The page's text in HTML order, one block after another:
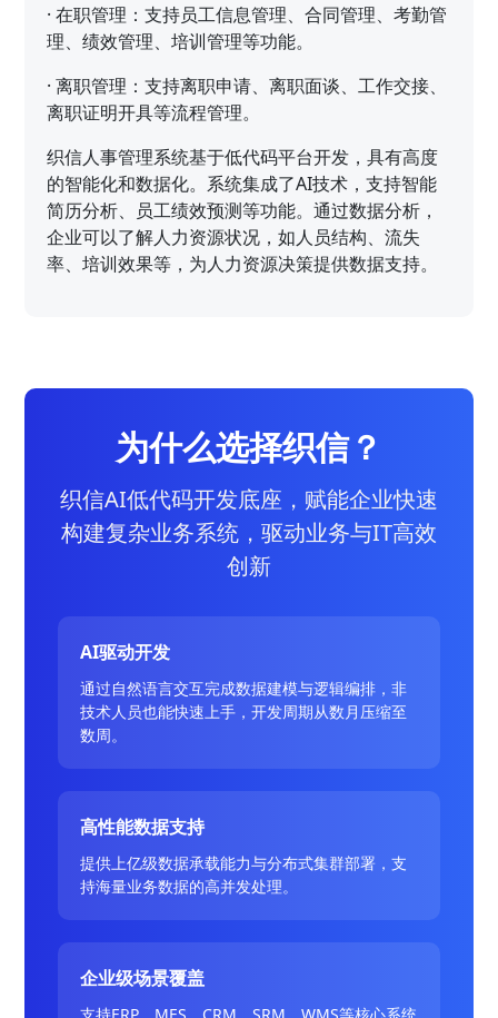
·在职管理：支持员工信息管理、合同管理、考勤管
理、绩效管理、培训管理等功能。
·离职管理：支持离职申请、离职面谈、工作交接、
离职证明开具等流程管理。
织信人事管理系统基于低代码平台开发，具有高度
的智能化和数据化。系统集成了AI技术，支持智能
简历分析、员工绩效预测等功能。通过数据分析，
企业可以了解人力资源状况，如人员结构、流失
率、培训效果等，为人力资源决策提供数据支持。
为什么选择织信？
织信AI低代码开发底座，赋能企业快速
构建复杂业务系统，驱动业务与IT高效
创新
AI驱动开发
通过自然语言交互完成数据建模与逻辑编排，非
技术人员也能快速上手，开发周期从数月压缩至
数周。
高性能数据支持
提供上亿级数据承载能力与分布式集群部署，支
持海量业务数据的高并发处理。
企业级场景覆盖